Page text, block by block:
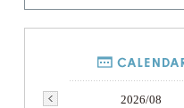
2026/08